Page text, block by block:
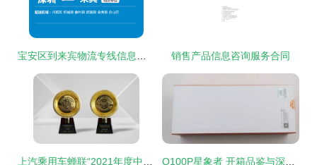
销售产品信息咨询服务合同